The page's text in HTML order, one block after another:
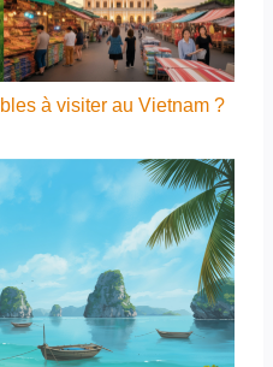
à visiter au Vietnam ?